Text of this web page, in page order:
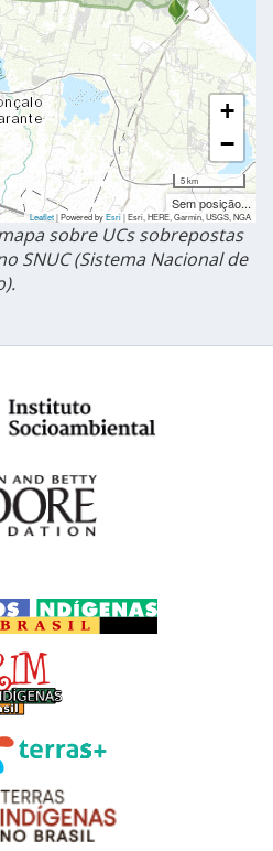
+
−
5 km
Sem posição...
Leaflet| Powered byEsri|Esri, HERE, Garmin, USGS, NGA
sobre UCs sobrepostas
SNUC (Sistema Nacional de